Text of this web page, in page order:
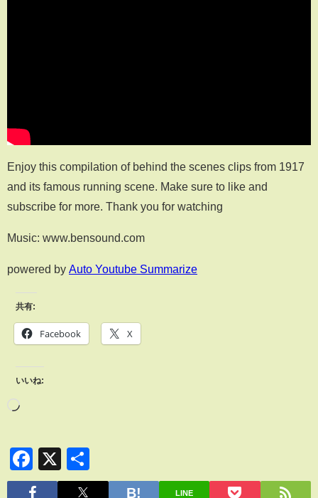
Enjoy this compilation of behind the scenes clips from 1917
and its famous running scene. Make sure to like and
subscribe for more. Thank you for watching
Music: www.bensound.com
powered by Auto Youtube Summarize
共有:
Facebook X
いいね:
Facebook
X
有
LINE